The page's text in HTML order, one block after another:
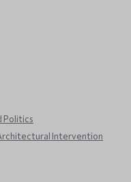
Politics
Intervention